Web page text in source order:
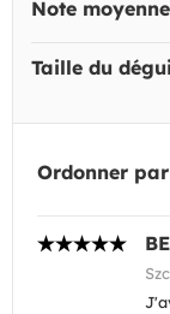
Note
Taille du
Ordonner par